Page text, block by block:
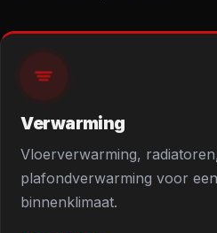
Verwarming
Vloerverwarming,
plafondverwarming voor
binnenklimaat.